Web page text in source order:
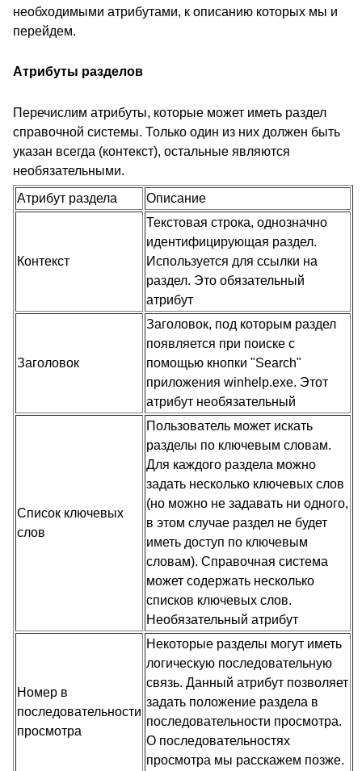
необходимыми атрибутами, к описанию которых мы и
перейдем.
Атрибуты разделов
Перечислим атрибуты, которые может иметь раздел
справочной системы. Только один из них должен быть
указан всегда (контекст), остальные являются
необязательными.
Атрибут раздела
Описание
Контекст
Текстовая строка, однозначно
идентифицирующая раздел.
Используется для ссылки на
раздел. Это обязательный
атрибут
Заголовок
Заголовок, под которым раздел
появляется при поиске с
помощью кнопки "Search"
приложения winhelp.exe. Этот
атрибут необязательный
Список ключевых
слов
Пользователь может искать
разделы по ключевым словам.
Для каждого раздела можно
задать несколько ключевых слов
(но можно не задавать ни одного,
в этом случае раздел не будет
иметь доступ по ключевым
словам). Справочная система
может содержать несколько
списков ключевых слов.
Необязательный атрибут
Номер в
последовательности
просмотра
Некоторые разделы могут иметь
логическую последовательную
связь. Данный атрибут позволяет
задать положение раздела в
последовательности просмотра.
О последовательностях
просмотра мы расскажем позже.